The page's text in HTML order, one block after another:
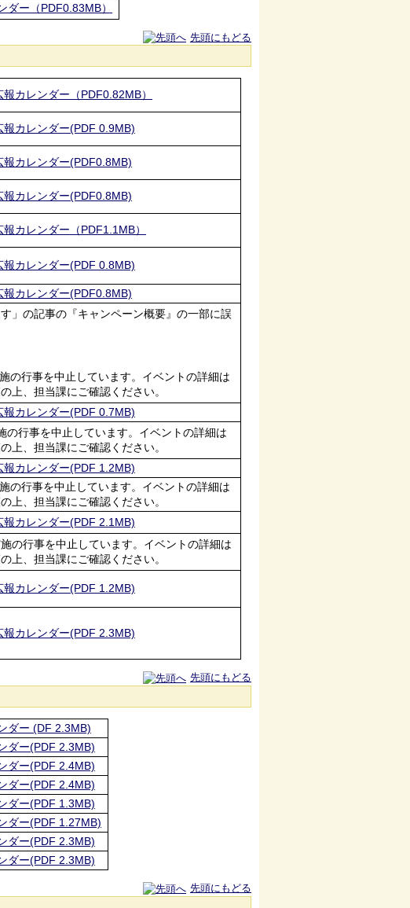
ダー（PDF0.83MB）
先頭にもどる
報カレンダー（PDF0.82MB）
報カレンダー(PDF 0.9MB)
報カレンダー(PDF0.8MB)
報カレンダー(PDF0.8MB)
報カレンダー（PDF1.1MB）
報カレンダー(PDF 0.8MB)
報カレンダー(PDF0.8MB)
」の記事の『キャンペーン概要』の一部に誤
の行事を中止しています。イベントの詳細は
上、担当課にご確認ください。
報カレンダー(PDF 0.7MB)
行事を中止しています。イベントの詳細は
上、担当課にご確認ください。
報カレンダー(PDF 1.2MB)
の行事を中止しています。イベントの詳細は
上、担当課にご確認ください。
報カレンダー(PDF 2.1MB)
の行事を中止しています。イベントの詳細は
上、担当課にご確認ください。
報カレンダー(PDF 1.2MB)
報カレンダー(PDF 2.3MB)
先頭にもどる
ダー (DF 2.3MB)
ダー(PDF 2.3MB)
ダー(PDF 2.4MB)
ダー(PDF 2.4MB)
ダー(PDF 1.3MB)
ダー(PDF 1.27MB)
ダー(PDF 2.3MB)
ダー(PDF 2.3MB)
先頭にもどる